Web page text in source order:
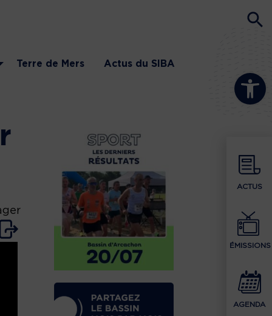
Ouvrir la
ACTUS
ÉMISSIONS
AGENDA
Terre de Mers Actus du SIBA